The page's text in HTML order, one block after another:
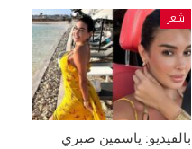
شعر
بالفيديو: ياسمين صبري